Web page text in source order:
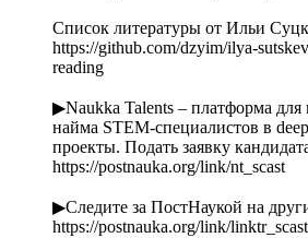
Список литературы от Ильи
https://github.com/dzyim/ilya-
reading
▶︎Naukka Talents – платформа для
найма STEM-специалистов в
проекты. Подать заявку
https://postnauka.org/link/nt_scast
▶︎Следите за ПостНаукой на
https://postnauka.org/link/linktr_scast